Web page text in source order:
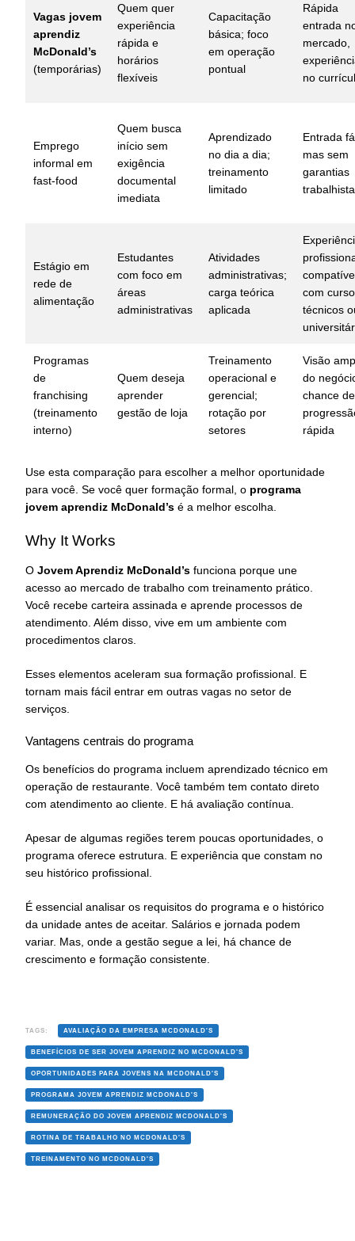
Vagas jovem
aprendiz
McDonald’s
(temporárias)
Quem quer
experiência
rápida e
horários
flexíveis
Capacitação
básica; foco
em operação
pontual
Rápida
entrada
mercado,
no
Emprego
informal em
fast-food
Quem busca
início sem
exigência
documental
imediata
Aprendizado
no dia a dia;
treinamento
limitado
Entrada
mas sem
garantias
Estágio em
rede de
alimentação
Estudantes
com foco em
áreas
administrativas
Atividades
administrativas;
carga teórica
aplicada
com
técnicos
Programas
de
franchising
(treinamento
interno)
Quem deseja
aprender
gestão de loja
Treinamento
operacional e
gerencial;
rotação por
setores
Visão
do
chance de
rápida
Use esta comparação para escolher a melhor oportunidade
para você. Se você quer formação formal, o programa
jovem aprendiz McDonald’s é a melhor escolha.
Why It Works
O Jovem Aprendiz McDonald’s funciona porque une
acesso ao mercado de trabalho com treinamento prático.
Você recebe carteira assinada e aprende processos de
atendimento. Além disso, vive em um ambiente com
procedimentos claros.
Esses elementos aceleram sua formação profissional. E
tornam mais fácil entrar em outras vagas no setor de
serviços.
Vantagens centrais do programa
Os benefícios do programa incluem aprendizado técnico em
operação de restaurante. Você também tem contato direto
com atendimento ao cliente. E há avaliação contínua.
Apesar de algumas regiões terem poucas oportunidades, o
programa oferece estrutura. E experiência que constam no
seu histórico profissional.
É essencial analisar os requisitos do programa e o histórico
da unidade antes de aceitar. Salários e jornada podem
variar. Mas, onde a gestão segue a lei, há chance de
crescimento e formação consistente.
TAGS: AVALIAÇÃO DA EMPRESA MCDONALD'S
BENEFÍCIOS DE SER JOVEM APRENDIZ NO MCDONALD'S
OPORTUNIDADES PARA JOVENS NA MCDONALD'S
PROGRAMA JOVEM APRENDIZ MCDONALD'S
REMUNERAÇÃO DO JOVEM APRENDIZ MCDONALD'S
ROTINA DE TRABALHO NO MCDONALD'S
TREINAMENTO NO MCDONALD'S